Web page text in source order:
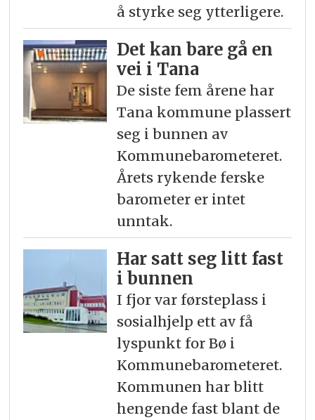
å styrke seg ytterligere.
Det kan bare gå en
vei i Tana
De siste fem årene har
Tana kommune plassert
seg i bunnen av
Kommunebarometeret.
Årets rykende ferske
barometer er intet
unntak.
Har satt seg litt fast
i bunnen
I fjor var førsteplass i
sosialhjelp ett av få
lyspunkt for Bø i
Kommunebarometeret.
Kommunen har blitt
hengende fast blant de